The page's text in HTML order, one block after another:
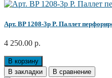
Арт. BP 1208-3p P. Паллет
4 250.00 р.
В корзину
В закладки
В сравнение